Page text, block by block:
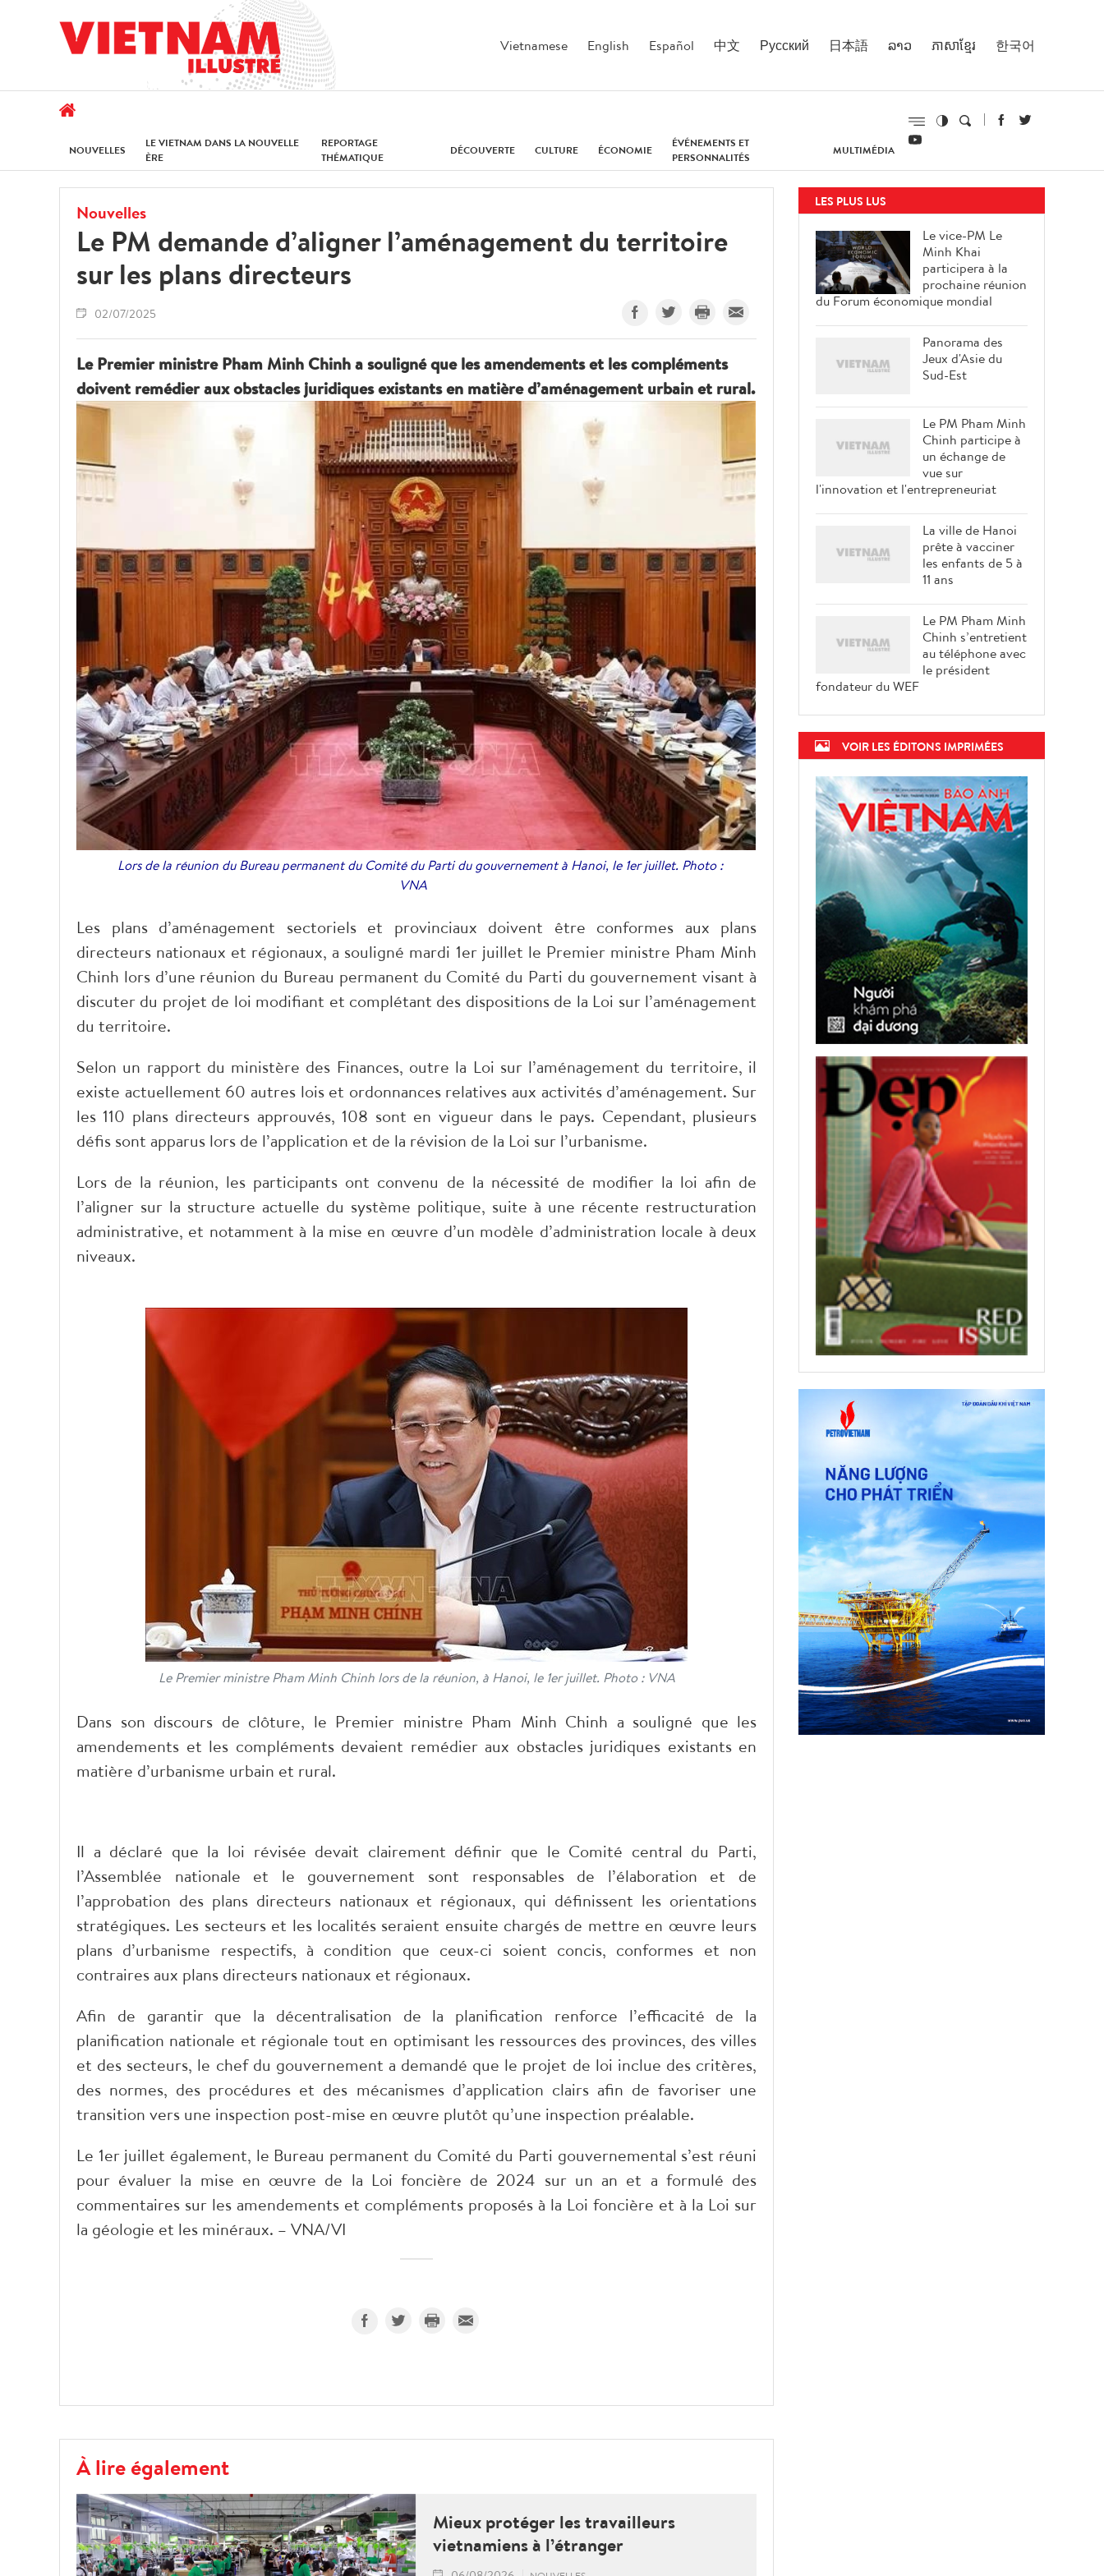
Vietnamese English Español 中文 Русский 日本語 ລາວ ភាសាខ្មែរ 한국어
NOUVELLES
LE VIETNAM DANS LA NOUVELLE
ÈRE
REPORTAGE
THÉMATIQUE
DÉCOUVERTE CULTURE ÉCONOMIE
ÉVÉNEMENTS ET
PERSONNALITÉS
MULTIMÉDIA
Nouvelles
Le PM demande d’aligner l’aménagement du territoire
sur les plans directeurs
02/07/2025
Le Premier ministre Pham Minh Chinh a souligné que les amendements et les compléments
doivent remédier aux obstacles juridiques existants en matière d’aménagement urbain et rural.
Lors de la réunion du Bureau permanent du Comité du Parti du gouvernement à Hanoi, le 1er juillet. Photo :
VNA
Les plans d’aménagement sectoriels et provinciaux doivent être conformes aux plans
directeurs nationaux et régionaux, a souligné mardi 1er juillet le Premier ministre Pham Minh
Chinh lors d’une réunion du Bureau permanent du Comité du Parti du gouvernement visant à
discuter du projet de loi modifiant et complétant des dispositions de la Loi sur l’aménagement
du territoire.
Selon un rapport du ministère des Finances, outre la Loi sur l’aménagement du territoire, il
existe actuellement 60 autres lois et ordonnances relatives aux activités d’aménagement. Sur
les 110 plans directeurs approuvés, 108 sont en vigueur dans le pays. Cependant, plusieurs
défis sont apparus lors de l’application et de la révision de la Loi sur l’urbanisme.
Lors de la réunion, les participants ont convenu de la nécessité de modifier la loi afin de
l’aligner sur la structure actuelle du système politique, suite à une récente restructuration
administrative, et notamment à la mise en œuvre d’un modèle d’administration locale à deux
niveaux.
Le Premier ministre Pham Minh Chinh lors de la réunion, à Hanoi, le 1er juillet. Photo : VNA
Dans son discours de clôture, le Premier ministre Pham Minh Chinh a souligné que les
amendements et les compléments devaient remédier aux obstacles juridiques existants en
matière d’urbanisme urbain et rural.
Il a déclaré que la loi révisée devait clairement définir que le Comité central du Parti,
l’Assemblée nationale et le gouvernement sont responsables de l’élaboration et de
l’approbation des plans directeurs nationaux et régionaux, qui définissent les orientations
stratégiques. Les secteurs et les localités seraient ensuite chargés de mettre en œuvre leurs
plans d’urbanisme respectifs, à condition que ceux-ci soient concis, conformes et non
contraires aux plans directeurs nationaux et régionaux.
Afin de garantir que la décentralisation de la planification renforce l’efficacité de la
planification nationale et régionale tout en optimisant les ressources des provinces, des villes
et des secteurs, le chef du gouvernement a demandé que le projet de loi inclue des critères,
des normes, des procédures et des mécanismes d’application clairs afin de favoriser une
transition vers une inspection post-mise en œuvre plutôt qu’une inspection préalable.
Le 1er juillet également, le Bureau permanent du Comité du Parti gouvernemental s’est réuni
pour évaluer la mise en œuvre de la Loi foncière de 2024 sur un an et a formulé des
commentaires sur les amendements et compléments proposés à la Loi foncière et à la Loi sur
la géologie et les minéraux. – VNA/VI
À lire également
Mieux protéger les travailleurs
vietnamiens à l’étranger
LES PLUS LUS
Le vice-PM Le
Minh Khai
participera à la
prochaine réunion
du Forum économique mondial
Panorama des
Jeux d'Asie du
Sud-Est
Le PM Pham Minh
Chinh participe à
un échange de
vue sur
l'innovation et l'entrepreneuriat
La ville de Hanoi
prête à vacciner
les enfants de 5 à
11 ans
Le PM Pham Minh
Chinh s’entretient
au téléphone avec
le président
fondateur du WEF
VOIR LES ÉDITONS IMPRIMÉES